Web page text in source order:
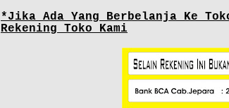
*Jika Ada Yang Berbelanja Ke
Rekening Toko Kami